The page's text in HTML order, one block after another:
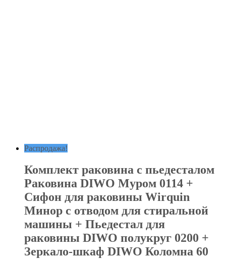
Распродажа!
Комплект раковина с пьедесталом
Раковина DIWO Муром 0114 +
Сифон для раковины Wirquin
Минор с отводом для стиральной
машины + Пьедестал для
раковины DIWO полукруг 0200 +
Зеркало-шкаф DIWO Коломна 60